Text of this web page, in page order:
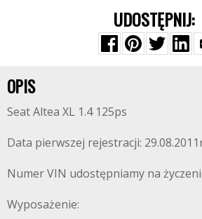
UDOSTĘPNIJ:
OPIS
Seat Altea XL 1.4 125ps
Data pierwszej rejestracji:
Numer VIN udostępniamy na
Wyposażenie: